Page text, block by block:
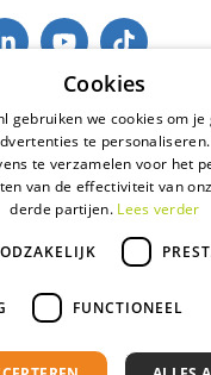
Cookies
gebruiken we cookies om
te
te verzamelen voor het
van de effectiviteit van
derde partijen. Lees verder
FUNCTIONEEL